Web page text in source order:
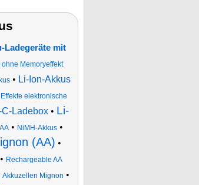
Ladegeräte mit
ohne Memoryeffekt
• Li-Ion-Akkus
elektronische
C-Ladebox• Li-
• NiMH-Akkus•
(AA) •
• Rechargeable AA
Akkuzellen Mignon •